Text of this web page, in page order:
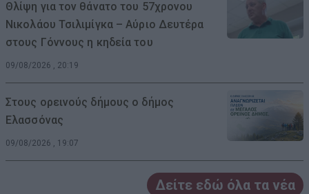
Θλίψη για τον θάνατο του 57χρονου
Νικολάου Τσιλιμίγκα – Αύριο Δευτέρα
στους Γόννους η κηδεία του
09/08/2026 , 20:19
Στους ορεινούς δήμους ο δήμος
Ελασσόνας
09/08/2026 , 19:07
Δείτε εδώ όλα τα νέα